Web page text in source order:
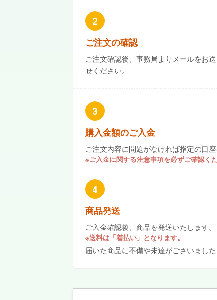
2
ご注文の確認
ご注文確認後、事務局よりメールをお
せください。
3
購入金額のご入金
ご注文内容に問題がなければ指定の口
※ご入金に関する注意事項を必ずご確認く
4
商品発送
ご入金確認後、商品を発送いたします。
※送料は「着払い」となります。
届いた商品に不備や未達がございまし